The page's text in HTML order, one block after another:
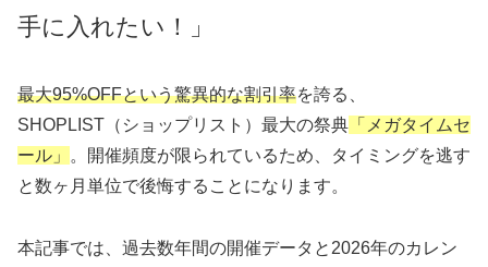
手に入れたい！」
最大95%OFFという驚異的な割引率を誇る、
SHOPLIST（ショップリスト）最大の祭典 「メガタイムセ
ール」
。開催頻度が限られているため、タイミングを逃す
と数ヶ月単位で後悔することになります。
本記事では、過去数年間の開催データと2026年のカレン